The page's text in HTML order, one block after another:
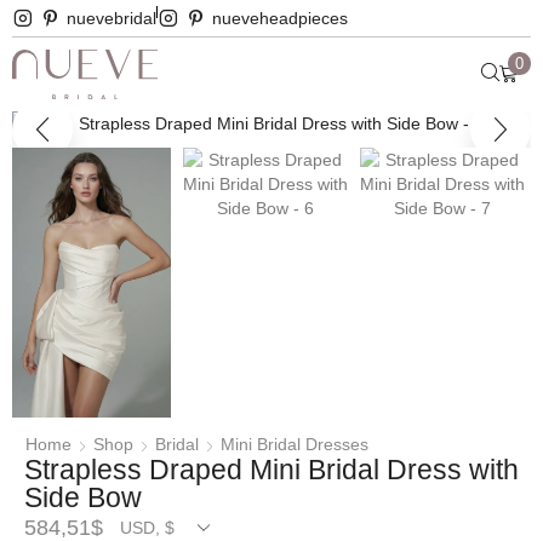
nuevebridal nueveheadpieces
0
Home Shop Bridal Mini Bridal Dresses
Strapless Draped Mini Bridal Dress with
Side Bow
584,51$